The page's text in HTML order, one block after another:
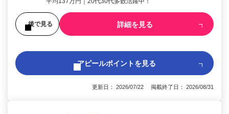
後で見る 詳細を見る
アピールポイントを見る
更新日： 2026/07/22 掲載終了日： 2026/08/31